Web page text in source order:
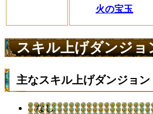
火の宝玉
スキル上げダンジョ
主なスキル上げダンジョン
なし